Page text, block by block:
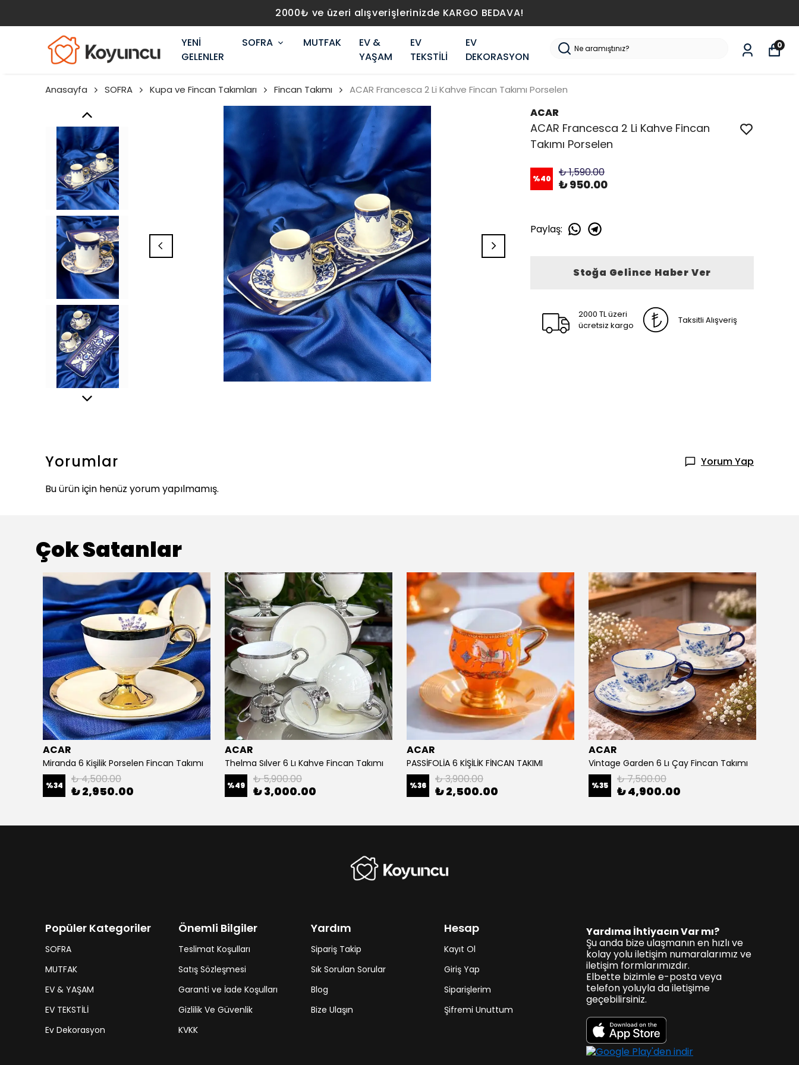
2000₺ ve üzeri alışverişlerinizde KARGO BEDAVA!
YENİ
GELENLER
SOFRA MUTFAK
EV &
YAŞAM
EV
TEKSTİLİ
EV
DEKORASYON
0
Anasayfa SOFRA Kupa ve Fincan Takımları Fincan Takımı ACAR Francesca 2 Li Kahve Fincan Takımı Porselen
ACAR
ACAR Francesca 2 Li Kahve Fincan
Takımı Porselen
%40 ₺ 1,590.00
₺ 950.00
Paylaş:
Stoğa Gelince Haber Ver
2000 TL üzeri
ücretsiz kargo
Taksitli Alışveriş
Yorumlar
Yorum Yap
Bu ürün için henüz yorum yapılmamış.
Çok Satanlar
ACAR
Miranda 6 Kişilik Porselen Fincan Takımı
%34 ₺ 4,500.00
₺ 2,950.00
ACAR
Thelma Sılver 6 Lı Kahve Fincan Takımı
%49 ₺ 5,900.00
₺ 3,000.00
ACAR
PASSİFOLİA 6 KİŞİLİK FİNCAN TAKIMI
%36 ₺ 3,900.00
₺ 2,500.00
ACAR
Vintage Garden 6 Lı Çay Fincan Takımı
%35 ₺ 7,500.00
₺ 4,900.00
Popüler Kategoriler
SOFRA
MUTFAK
EV & YAŞAM
EV TEKSTİLİ
Ev Dekorasyon
Önemli Bilgiler
Teslimat Koşulları
Satış Sözleşmesi
Garanti ve İade Koşulları
Gizlilik Ve Güvenlik
KVKK
Yardım
Sipariş Takip
Sık Sorulan Sorular
Blog
Bize Ulaşın
Hesap
Kayıt Ol
Giriş Yap
Siparişlerim
Şifremi Unuttum
Yardıma İhtiyacın Var mı?
Şu anda bize ulaşmanın en hızlı ve
kolay yolu iletişim numaralarımız ve
iletişim formlarımızdır.
Elbette bizimle e-posta veya
telefon yoluyla da iletişime
geçebilirsiniz.